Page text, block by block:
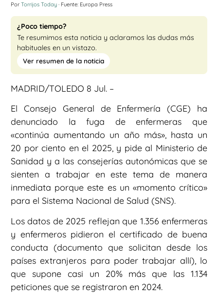
Por Torrijos Today · Fuente: Europa Press
¿Poco tiempo?
Te resumimos esta noticia y aclaramos las dudas más
habituales en un vistazo.
Ver resumen de la noticia
MADRID/TOLEDO 8 Jul. –
El Consejo General de Enfermería (CGE) ha
denunciado la fuga de enfermeras que
«continúa aumentando un año más», hasta un
20 por ciento en el 2025, y pide al Ministerio de
Sanidad y a las consejerías autonómicas que se
sienten a trabajar en este tema de manera
inmediata porque este es un «momento crítico»
para el Sistema Nacional de Salud (SNS).
Los datos de 2025 reflejan que 1.356 enfermeras
y enfermeros pidieron el certificado de buena
conducta (documento que solicitan desde los
países extranjeros para poder trabajar allí), lo
que supone casi un 20% más que las 1.134
peticiones que se registraron en 2024.